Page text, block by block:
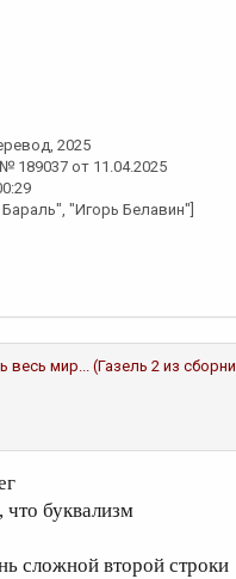
2025
189037 от 11.04.2025
"Игорь Белавин"]
весь мир... (Газель 2 из
что буквализм
сложной второй строки